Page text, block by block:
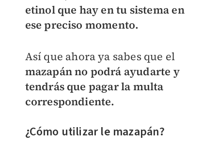
etinol que hay en tu sistema en
ese preciso momento.
Así que ahora ya sabes que el
mazapán no podrá ayudarte y
tendrás que pagar la multa
correspondiente.
¿Cómo utilizar le mazapán?